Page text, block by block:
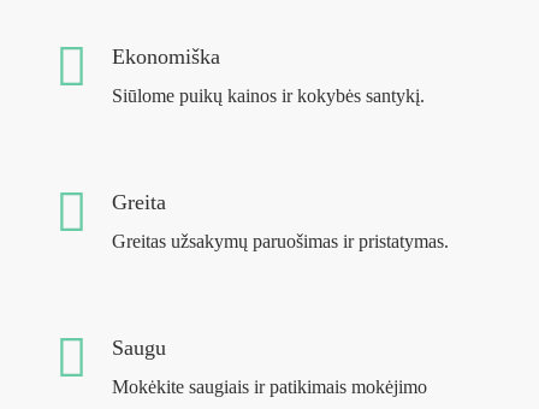
Ekonomiška
Siūlome puikų kainos ir kokybės santykį.
Greita
Greitas užsakymų paruošimas ir pristatymas.
Saugu
Mokėkite saugiais ir patikimais mokėjimo